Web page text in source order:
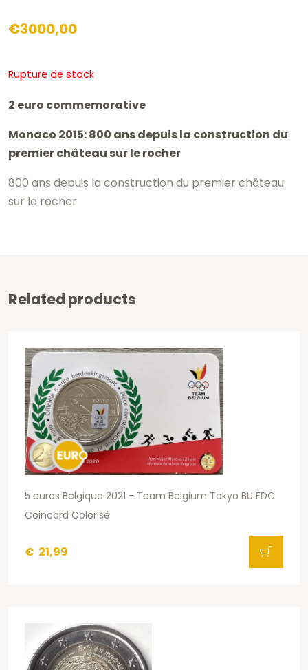
€3000,00
Rupture de stock
2 euro commemorative
Monaco 2015: 800 ans depuis la construction du
premier château sur le rocher
800 ans depuis la construction du premier château
sur le rocher
Related products
5 euros Belgique 2021 - Team Belgium Tokyo BU FDC
Coincard Colorisé
€ 21,99